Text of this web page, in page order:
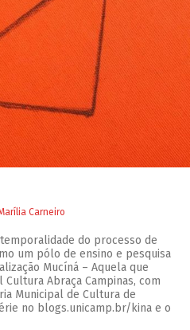
Carneiro
do processo de
um pólo de ensino e pesquisa
Mucíná – Aquela que
Abraça Campinas, com
Municipal de Cultura de
no blogs.unicamp.br/kina e o